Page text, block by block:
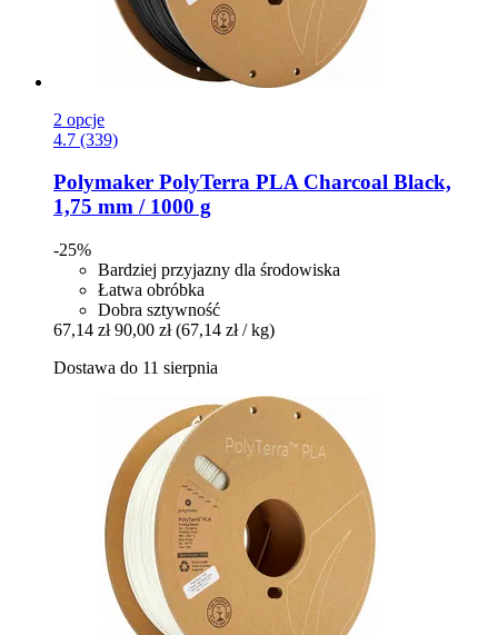
2 opcje
4.7 (339)
Polymaker PolyTerra PLA Charcoal Black,
1,75 mm / 1000 g
-25%
Bardziej przyjazny dla środowiska
Łatwa obróbka
Dobra sztywność
67,14 zł 90,00 zł (67,14 zł / kg)
Dostawa do 11 sierpnia